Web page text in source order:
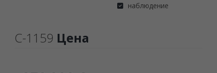
наблюдение
C-1159 Цена